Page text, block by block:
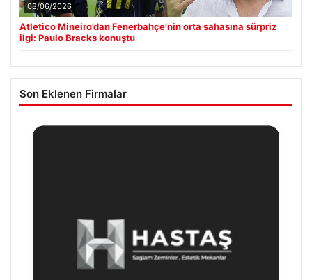
08/06/2026
Atletico Mineiro’dan Fenerbahçe’nin orta sahasına sürpriz
ilgi: Paulo Bracks konuştu
Son Eklenen Firmalar